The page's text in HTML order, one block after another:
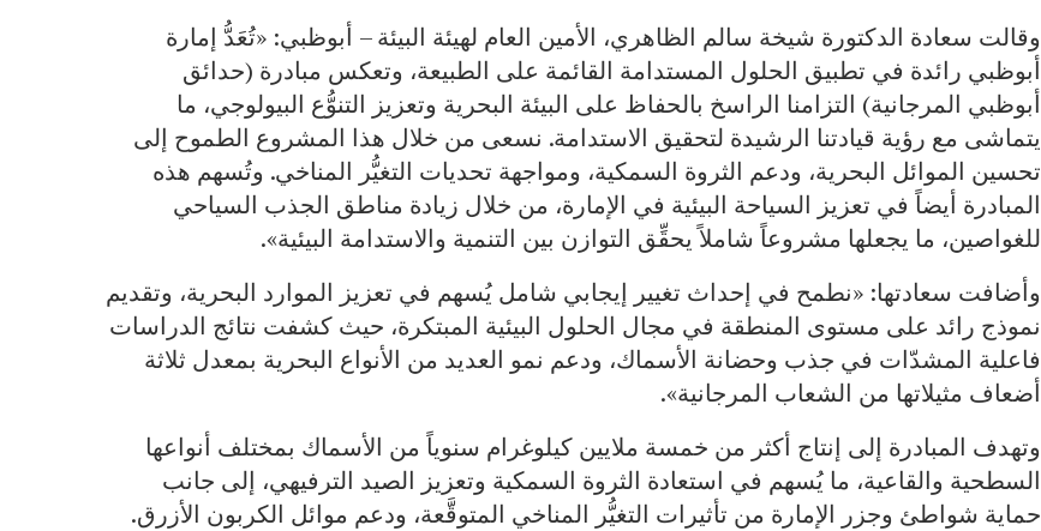
وقالت سعادة الدكتورة شيخة سالم الظاهري، الأمين العام لهيئة البيئة – أبوظبي: «تُعَدُّ إمارة
أبوظبي رائدة في تطبيق الحلول المستدامة القائمة على الطبيعة، وتعكس مبادرة (حدائق
أبوظبي المرجانية) التزامنا الراسخ بالحفاظ على البيئة البحرية وتعزيز التنوُّع البيولوجي، ما
يتماشى مع رؤية قيادتنا الرشيدة لتحقيق الاستدامة. نسعى من خلال هذا المشروع الطموح إلى
تحسين الموائل البحرية، ودعم الثروة السمكية، ومواجهة تحديات التغيُّر المناخي. وتُسهم هذه
المبادرة أيضاً في تعزيز السياحة البيئية في الإمارة، من خلال زيادة مناطق الجذب السياحي
للغواصين، ما يجعلها مشروعاً شاملاً يحقِّق التوازن بين التنمية والاستدامة البيئية».
وأضافت سعادتها: «نطمح في إحداث تغيير إيجابي شامل يُسهم في تعزيز الموارد البحرية، وتقديم
نموذج رائد على مستوى المنطقة في مجال الحلول البيئية المبتكرة، حيث كشفت نتائج الدراسات
فاعلية المشدّات في جذب وحضانة الأسماك، ودعم نمو العديد من الأنواع البحرية بمعدل ثلاثة
أضعاف مثيلاتها من الشعاب المرجانية».
وتهدف المبادرة إلى إنتاج أكثر من خمسة ملايين كيلوغرام سنوياً من الأسماك بمختلف أنواعها
السطحية والقاعية، ما يُسهم في استعادة الثروة السمكية وتعزيز الصيد الترفيهي، إلى جانب
حماية شواطئ وجزر الإمارة من تأثيرات التغيُّر المناخي المتوقَّعة، ودعم موائل الكربون الأزرق.